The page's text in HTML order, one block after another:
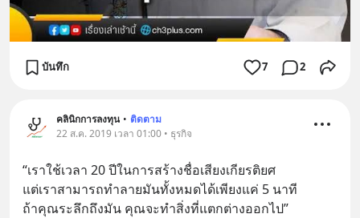
บันทึก 7 2
คลินิกการลงทุน • ติดตาม
22 ส.ค. 2019 เวลา 01:00 • ธุรกิจ
“เราใช้เวลา 20 ปีในการสร้างชื่อเสียงเกียรติยศ
แต่เราสามารถทำลายมันทั้งหมดได้เพียงแค่ 5 นาที
ถ้าคุณระลึกถึงมัน คุณจะทำสิ่งที่แตกต่างออกไป”